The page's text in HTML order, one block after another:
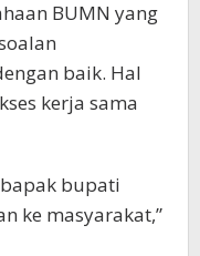
BUMN yang
baik. Hal
kerja sama
bupati
ke masyarakat,”